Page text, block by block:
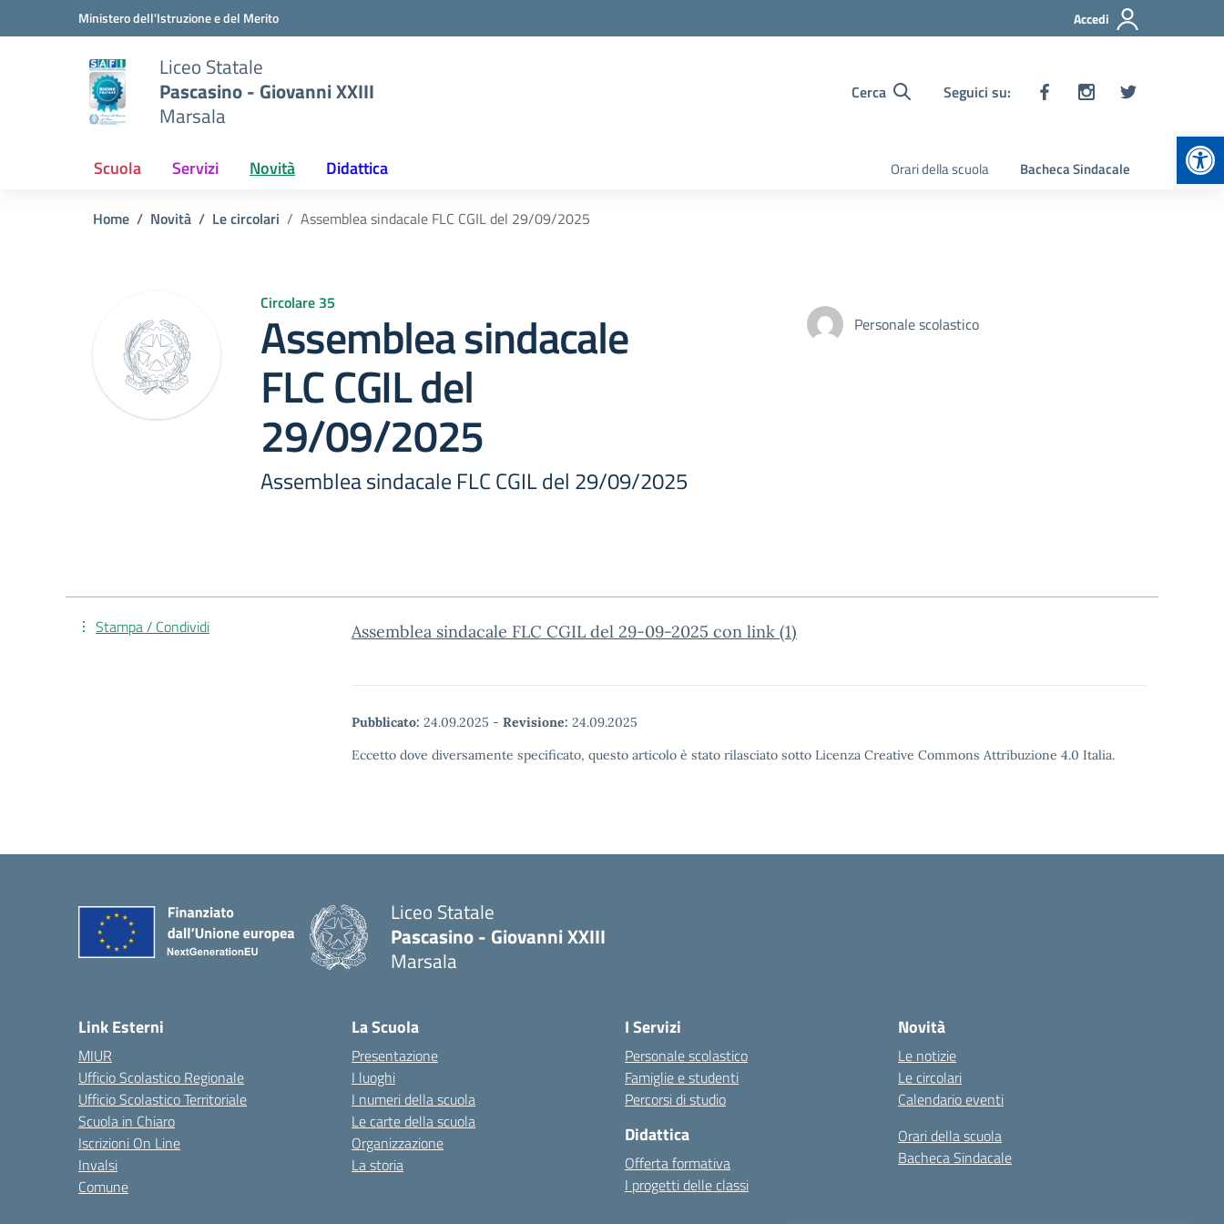
Vai ai contenuti
Vai al menu di navigazioneMinistero dell'Istruzione e del Merito Accedi
Liceo Statale
Pascasino - Giovanni XXIII
Marsala
Cerca Seguici su:
Scuola Servizi Novità Didattica Orari della scuola Bacheca Sindacale
Home Novità Le circolari Assemblea sindacale FLC CGIL del 29/09/2025
Circolare 35
Assemblea sindacale
FLC CGIL del
29/09/2025
Assemblea sindacale FLC CGIL del 29/09/2025
Personale scolastico
Assemblea sindacale FLC CGIL del 29-09-2025 con link (1)
Pubblicato: 24.09.2025 - Revisione: 24.09.2025
Eccetto dove diversamente specificato, questo articolo è stato rilasciato sotto Licenza Creative Commons Attribuzione 4.0 Italia.
Stampa / Condividi
Liceo Statale
Pascasino - Giovanni XXIII
Marsala
Link Esterni
MIUR
Ufficio Scolastico Regionale
Ufficio Scolastico Territoriale
Scuola in Chiaro
Iscrizioni On Line
Invalsi
Comune
La Scuola
Presentazione
I luoghi
I numeri della scuola
Le carte della scuola
Organizzazione
La storia
I Servizi
Personale scolastico
Famiglie e studenti
Percorsi di studio
Didattica
Offerta formativa
I progetti delle classi
Novità
Le notizie
Le circolari
Calendario eventi
Orari della scuola
Bacheca Sindacale